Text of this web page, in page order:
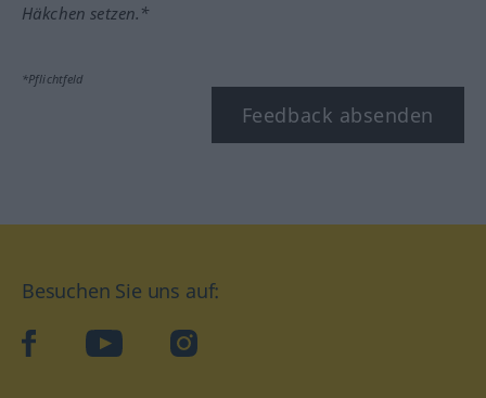
Häkchen setzen.*
*Pflichtfeld
Feedback absenden
Besuchen Sie uns auf:
facebookYouTube Instagram